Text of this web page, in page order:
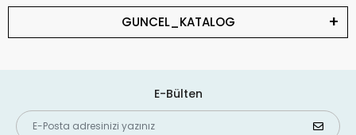
GUNCEL_KATALOG
E-Bülten